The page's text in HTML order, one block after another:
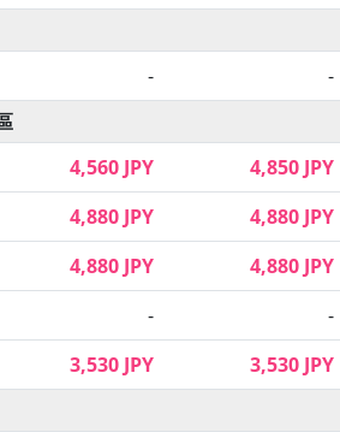
-
-
4,560 JPY
4,850 JPY
4,880 JPY
4,880 JPY
4,880 JPY
4,880 JPY
-
-
3,530 JPY
3,530 JPY